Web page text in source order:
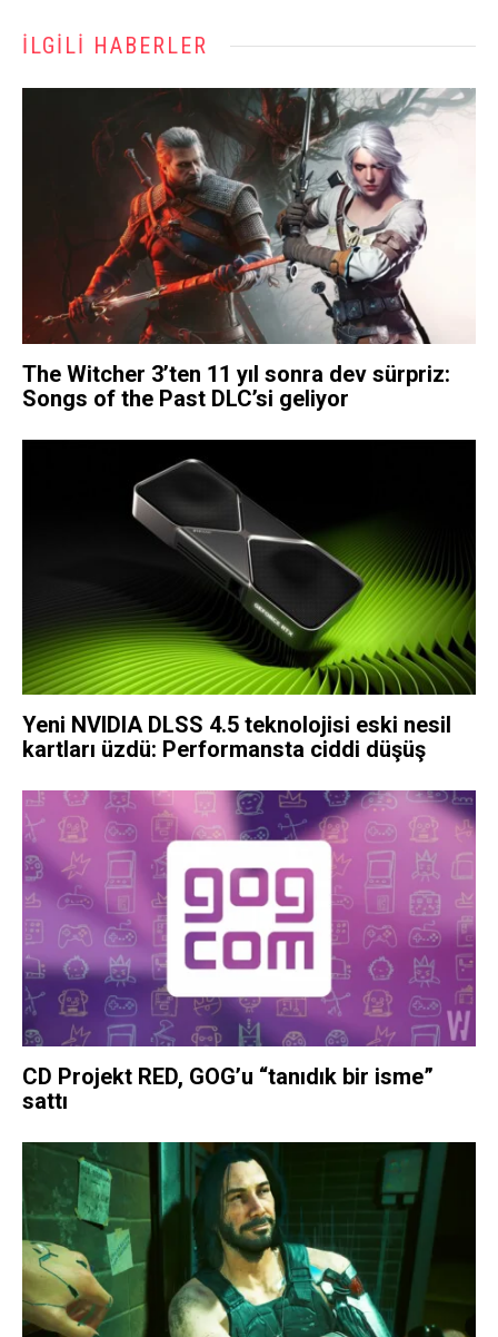
İLGILI HABERLER
The Witcher 3’ten 11 yıl sonra dev sürpriz:
Songs of the Past DLC’si geliyor
Yeni NVIDIA DLSS 4.5 teknolojisi eski nesil
kartları üzdü: Performansta ciddi düşüş
CD Projekt RED, GOG’u “tanıdık bir isme”
sattı